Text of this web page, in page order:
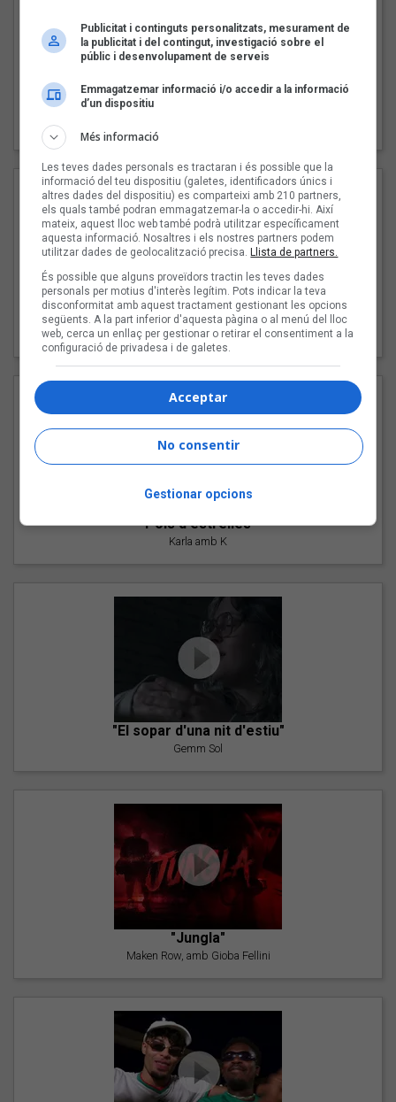
"Les cabres"
94 Rules amb Compte
"Pols d'estrelles"
Karla amb K
"El sopar d'una nit d'estiu"
Gemm Sol
"Jungla"
Maken Row, amb Gioba Fellini
Publicitat i continguts personalitzats, mesurament de
la publicitat i del contingut, investigació sobre el
públic i desenvolupament de serveis
Emmagatzemar informació i/o accedir a la informació
d’un dispositiu
Més informació
Les teves dades personals es tractaran i és possible que la
informació del teu dispositiu (galetes, identificadors únics i
altres dades del dispositiu) es comparteixi amb 210 partners,
els quals també podran emmagatzemar-la o accedir-hi. Així
mateix, aquest lloc web també podrà utilitzar específicament
aquesta informació. Nosaltres i els nostres partners podem
utilitzar dades de geolocalització precisa. Llista de partners.
És possible que alguns proveïdors tractin les teves dades
personals per motius d'interès legítim. Pots indicar la teva
disconformitat amb aquest tractament gestionant les opcions
següents. A la part inferior d'aquesta pàgina o al menú del lloc
web, cerca un enllaç per gestionar o retirar el consentiment a la
configuració de privadesa i de galetes.
Acceptar
No consentir
Gestionar opcions